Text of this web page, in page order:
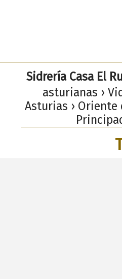
Sidrería Casa El
asturianas ›
Asturias › Oriente